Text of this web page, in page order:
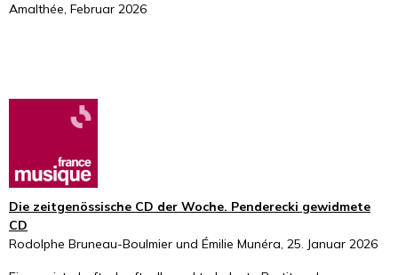
Amalthée, Februar 2026
Die zeitgenössische CD der Woche. Penderecki gewidmete
CD
Rodolphe Bruneau-Boulmier und Émilie Munéra, 25. Januar 2026